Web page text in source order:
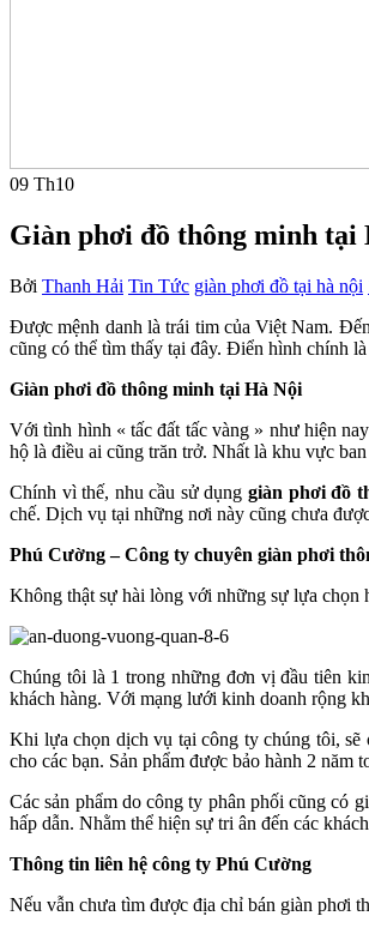
09 Th10
Giàn phơi đồ thông minh tại
Bởi Thanh Hải Tin Tức giàn phơi đồ tại hà nội
Được mệnh danh là trái tim của Việt Nam.
cũng có thể tìm thấy tại đây. Điển hình chính là
Giàn phơi đồ thông minh tại Hà Nội
Với tình hình « tấc đất tấc vàng » như hiện
hộ là điều ai cũng trăn trở. Nhất là khu vực
Chính vì thế, nhu cầu sử dụnggiàn phơi đồ
chế. Dịch vụ tại những nơi này cũng chưa
Phú Cường – Công ty chuyên giàn phơi
Không thật sự hài lòng với những sự lựa chọn
Chúng tôi là 1 trong những đơn vị đầu tiên
khách hàng. Với mạng lưới kinh doanh rộng
Khi lựa chọn dịch vụ tại công ty chúng tôi, sẽ
cho các bạn. Sản phẩm được bảo hành 2
Các sản phẩm do công ty phân phối cũng có
hấp dẫn. Nhằm thể hiện sự tri ân đến các
Thông tin liên hệ công ty Phú Cường
Nếu vẫn chưa tìm được địa chỉ bán giàn phơi